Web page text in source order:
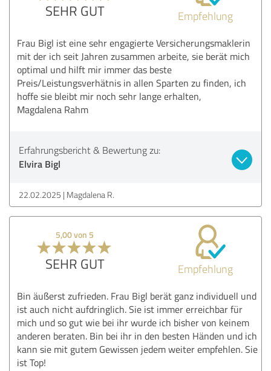
SEHR GUT Empfehlung
Frau Bigl ist eine sehr engagierte Versicherungsmaklerin
mit der ich seit Jahren zusammen arbeite, sie berät mich
optimal und hilft mir immer das beste
Preis/Leistungsverhätnis in allen Sparten zu finden, ich
hoffe sie bleibt mir noch sehr lange erhalten,
Magdalena Rahm
Erfahrungsbericht & Bewertung zu:
Elvira Bigl
22.02.2025 Magdalena R.
5,00 von 5
SEHR GUT Empfehlung
Bin äußerst zufrieden. Frau Bigl berät ganz individuell und
ist auch nicht aufdringlich. Sie ist immer erreichbar für
mich und so gut wie bei ihr wurde ich bisher von keinem
anderen beraten. Bin bei ihr in den besten Händen und ich
kann sie mit gutem Gewissen jedem weiter empfehlen. Sie
ist Top!